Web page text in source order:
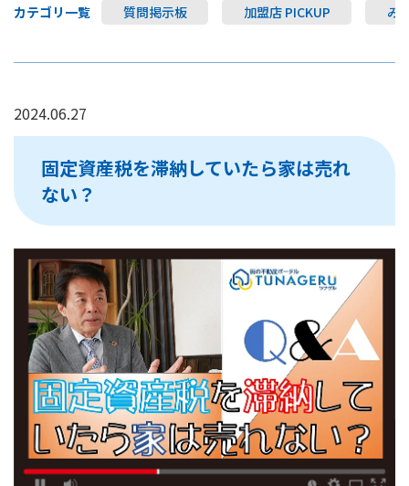
カテゴリ一覧 質問掲示板 加盟店 PICKUP み
2024.06.27
固定資産税を滞納していたら家は売れ
ない？